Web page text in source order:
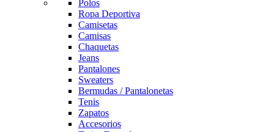
Polos
Ropa Deportiva
Camisetas
Camisas
Chaquetas
Jeans
Pantalones
Sweaters
Bermudas / Pantalonetas
Tenis
Zapatos
Accesorios